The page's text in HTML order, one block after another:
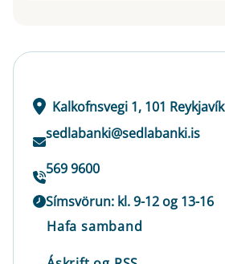
Kalkofnsvegi 1, 101 Reykjavík
sedlabanki@sedlabanki.is
569 9600
Símsvörun: kl. 9-12 og 13-16
Hafa samband